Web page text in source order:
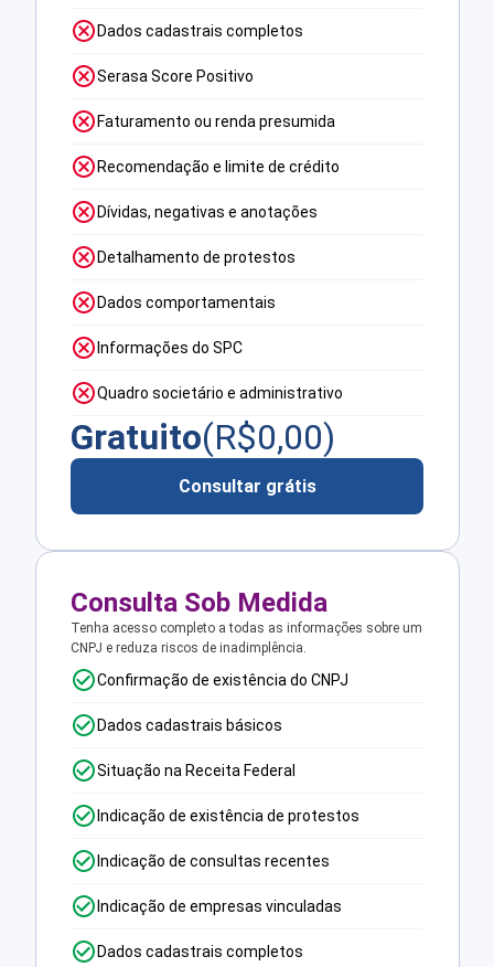
Dados cadastrais completos
Serasa Score Positivo
Faturamento ou renda presumida
Recomendação e limite de crédito
Dívidas, negativas e anotações
Detalhamento de protestos
Dados comportamentais
Informações do SPC
Quadro societário e administrativo
Gratuito(R$0,00)
Consultar grátis
Consulta Sob Medida
Tenha acesso completo a todas as informações sobre um
CNPJ e reduza riscos de inadimplência.
Confirmação de existência do CNPJ
Dados cadastrais básicos
Situação na Receita Federal
Indicação de existência de protestos
Indicação de consultas recentes
Indicação de empresas vinculadas
Dados cadastrais completos